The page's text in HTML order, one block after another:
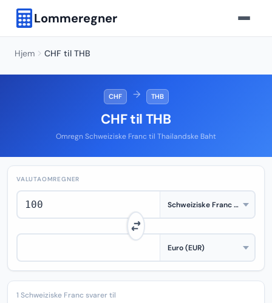
Lommeregner
Hjem CHF til THB
CHF → THB
CHF til THB
Omregn Schweiziske Franc til Thailandske Baht
VALUTAOMREGNER
1 Schweiziske Franc svarer til